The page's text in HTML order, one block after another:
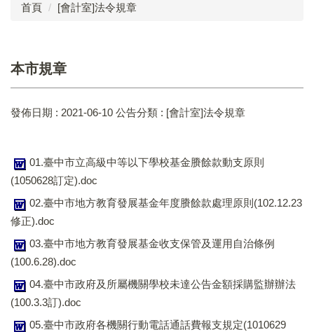
表單下載
會計報表公告
請購系統(請以IE登入)
首頁 [會計室]法令規章
本市規章
發佈日期 : 2021-06-10 公告分類 : [會計室]法令規章
01.臺中市立高級中等以下學校基金賸餘款動支原則
(1050628訂定).doc
02.臺中市地方教育發展基金年度賸餘款處理原則(102.12.23
修正).doc
03.臺中市地方教育發展基金收支保管及運用自治條例
(100.6.28).doc
04.臺中市政府及所屬機關學校未達公告金額採購監辦辦法
(100.3.3訂).doc
05.臺中市政府各機關行動電話通話費報支規定(1010629